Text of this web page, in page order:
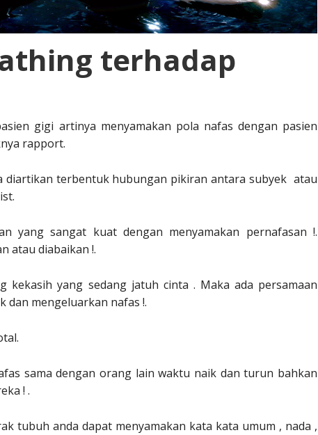
terhadap
gigi artinya menyamakan pola nafas dengan pasien
rapport.
diartikan terbentuk hubungan pikiran antara subyek atau
yang sangat kuat dengan menyamakan pernafasan !.
atau diabaikan !.
kekasih yang sedang jatuh cinta . Maka ada persamaan
dan mengeluarkan nafas !.
sama dengan orang lain waktu naik dan turun bahkan
! .
tubuh anda dapat menyamakan kata kata umum , nada ,